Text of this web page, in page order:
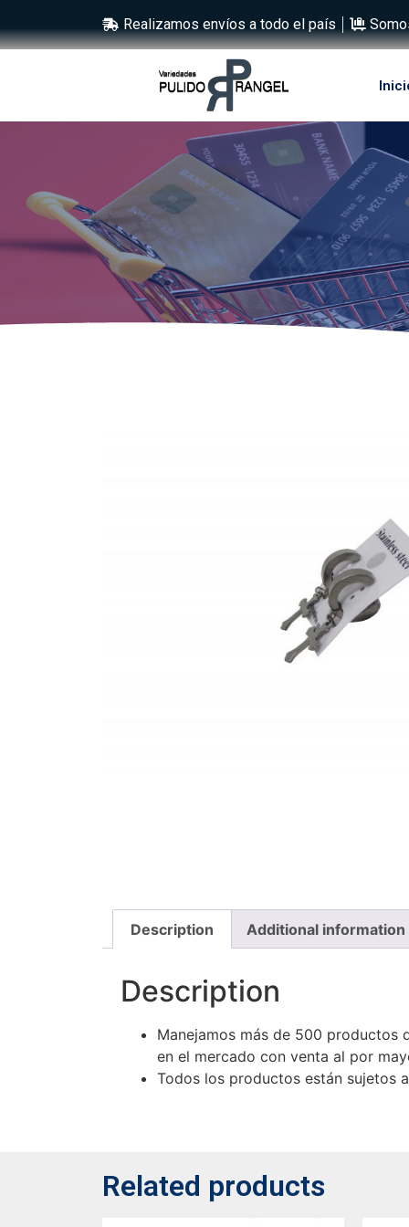
Realizamos envíos a todo el país
Description Additional information
Description
Manejamos más de 500 productos
en el mercado con venta al por
Todos los productos están sujetos
Related products